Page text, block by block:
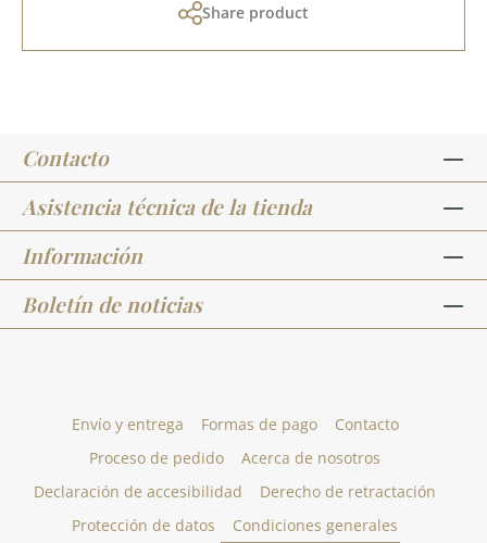
Share product
Contacto
Asistencia técnica de la tienda
Información
Boletín de noticias
Envío y entrega Formas de pago
Contacto
Proceso de pedido
Acerca de nosotros
Declaración de accesibilidad
Derecho de retractación
Protección de datos
Condiciones generales